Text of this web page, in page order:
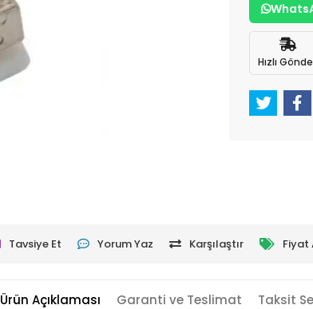
Hızlı
Tavsiye Et Yorum Yaz Karşılaştır Fiyat
Ürün Açıklaması Garanti ve Teslimat Taksit